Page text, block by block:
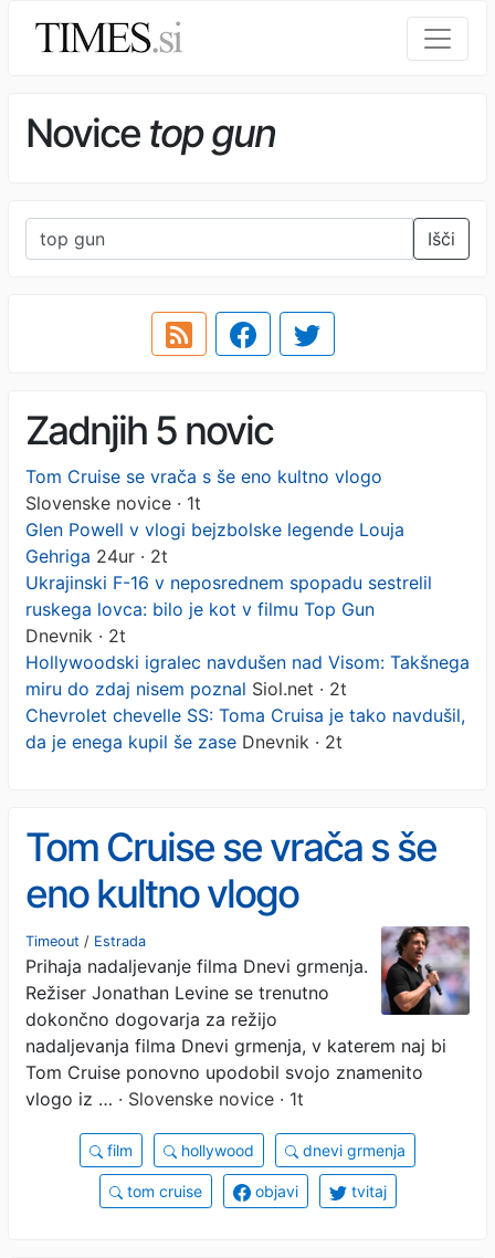
Novice top gun
Išči
Zadnjih 5 novic
Tom Cruise se vrača s še eno kultno vlogo
Slovenske novice · 1t
Glen Powell v vlogi bejzbolske legende Louja
Gehriga 24ur · 2t
Ukrajinski F-16 v neposrednem spopadu sestrelil
ruskega lovca: bilo je kot v filmu Top Gun
Dnevnik · 2t
Hollywoodski igralec navdušen nad Visom: Takšnega
miru do zdaj nisem poznal Siol.net · 2t
Chevrolet chevelle SS: Toma Cruisa je tako navdušil,
da je enega kupil še zase Dnevnik · 2t
Tom Cruise se vrača s še
eno kultno vlogo
Timeout / Estrada
Prihaja nadaljevanje filma Dnevi grmenja.
Režiser Jonathan Levine se trenutno
dokončno dogovarja za režijo
nadaljevanja filma Dnevi grmenja, v katerem naj bi
Tom Cruise ponovno upodobil svojo znamenito
vlogo iz … · Slovenske novice · 1t
film hollywood dnevi grmenja
tom cruise objavi tvitaj